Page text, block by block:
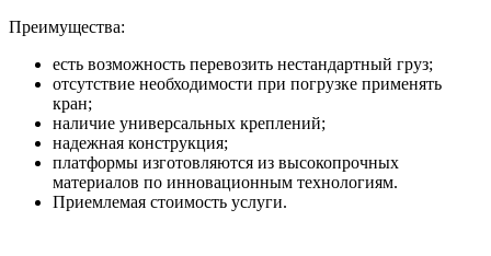
Преимущества:
есть возможность перевозить нестандартный груз;
отсутствие необходимости при погрузке применять
кран;
наличие универсальных креплений;
надежная конструкция;
платформы изготовляются из высокопрочных
материалов по инновационным технологиям.
Приемлемая стоимость услуги.